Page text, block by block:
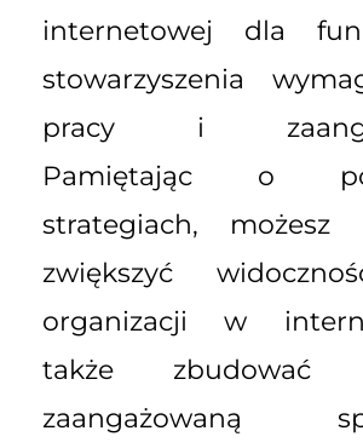
internetowej dla
stowarzyszenia
pracy i
Pamiętając o
strategiach,
zwiększyć
organizacji w
także
zaangażowaną